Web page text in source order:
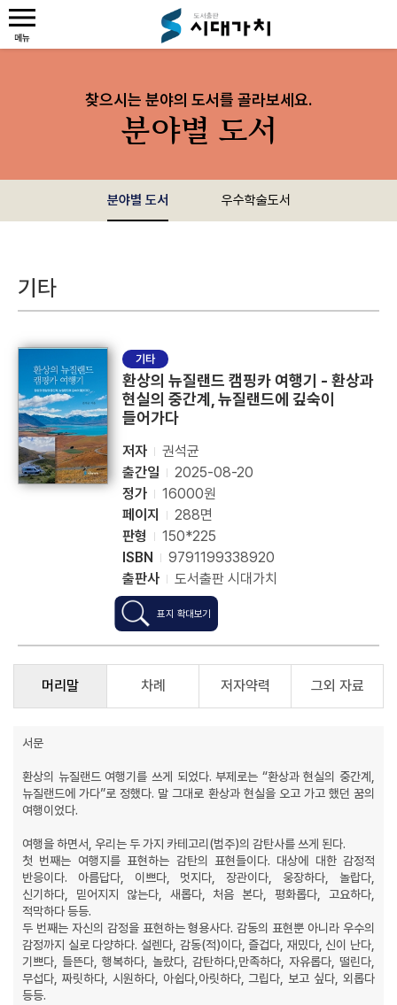
찾으시는 분야의 도서를 골라보세요.
분야별 도서
분야별 도서 우수학술도서
기타
기타
환상의 뉴질랜드 캠핑카 여행기 - 환상과
현실의 중간계, 뉴질랜드에 깊숙이
들어가다
저자
권석균
출간일
2025-08-20
정가
16000원
페이지
288면
판형
150*225
ISBN
9791199338920
출판사
도서출판 시대가치
표지 확대보기
머리말 차례 저자약력 그외 자료
서문
환상의 뉴질랜드 여행기를 쓰게 되었다. 부제로는 “환상과 현실의 중간계,
뉴질랜드에 가다”로 정했다. 말 그대로 환상과 현실을 오고 가고 했던 꿈의
여행이었다.
여행을 하면서, 우리는 두 가지 카테고리(범주)의 감탄사를 쓰게 된다.
첫 번째는 여행지를 표현하는 감탄의 표현들이다. 대상에 대한 감정적
반응이다. 아름답다, 이쁘다, 멋지다, 장관이다, 웅장하다, 놀랍다,
신기하다, 믿어지지 않는다, 새롭다, 처음 본다, 평화롭다, 고요하다,
적막하다 등등.
두 번째는 자신의 감정을 표현하는 형용사다. 감동의 표현뿐 아니라 우수의
감정까지 실로 다양하다. 설렌다, 감동(적)이다, 즐겁다, 재밌다, 신이 난다,
기쁘다, 들뜬다, 행복하다, 놀랐다, 감탄하다,만족하다, 자유롭다, 떨린다,
무섭다, 짜릿하다, 시원하다, 아쉽다,아릿하다, 그립다, 보고 싶다, 외롭다
등등.